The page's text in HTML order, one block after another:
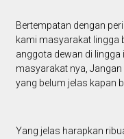
Bertempatan dengan
kami masyarakat lingga
anggota dewan di lingga
masyarakat nya,
yang belum jelas kapan
Yang jelas harapkan